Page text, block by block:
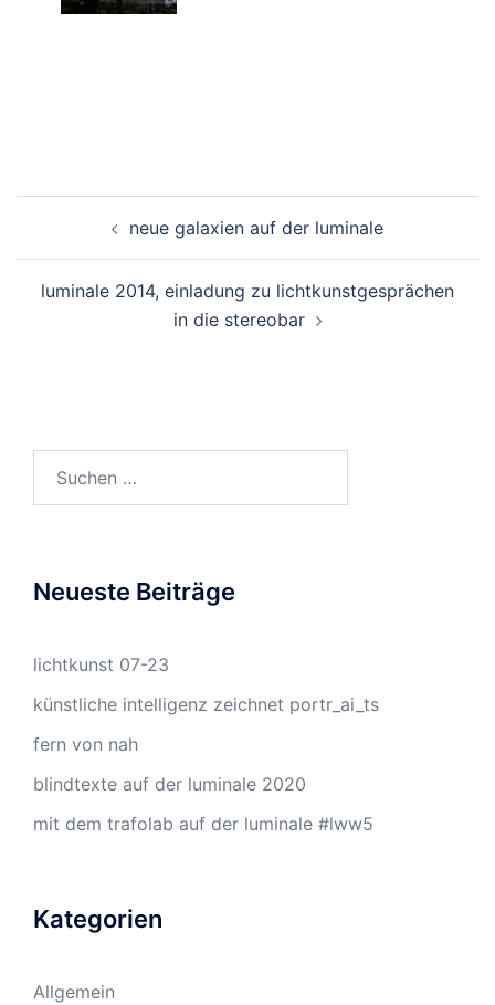
neue galaxien auf der luminale
luminale 2014, einladung zu lichtkunstgesprächen
in die stereobar
Neueste Beiträge
lichtkunst 07-23
künstliche intelligenz zeichnet portr_ai_ts
fern von nah
blindtexte auf der luminale 2020
mit dem trafolab auf der luminale #lww5
Kategorien
Allgemein